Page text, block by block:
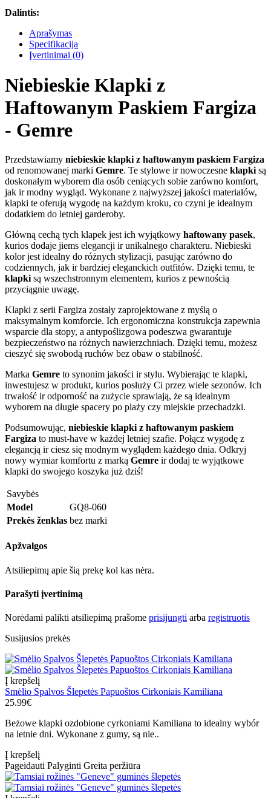
Dalintis:
Aprašymas
Specifikacija
Įvertinimai (0)
Niebieskie Klapki z
Haftowanym Paskiem Fargiza
- Gemre
Przedstawiamy niebieskie klapki z haftowanym paskiem Fargiza
od renomowanej marki Gemre. Te stylowe ir nowoczesne klapki są
doskonałym wyborem dla osób ceniących sobie zarówno komfort,
jak ir modny wygląd. Wykonane z najwyższej jakości materiałów,
klapki te oferują wygodę na każdym kroku, co czyni je idealnym
dodatkiem do letniej garderoby.
Główną cechą tych klapek jest ich wyjątkowy haftowany pasek,
kurios dodaje jiems elegancji ir unikalnego charakteru. Niebieski
kolor jest idealny do różnych stylizacji, pasując zarówno do
codziennych, jak ir bardziej eleganckich outfitów. Dzięki temu, te
klapki są wszechstronnym elementem, kurios z pewnością
przyciągnie uwagę.
Klapki z serii Fargiza zostały zaprojektowane z myślą o
maksymalnym komforcie. Ich ergonomiczna konstrukcja zapewnia
wsparcie dla stopy, a antypoślizgowa podeszwa gwarantuje
bezpieczeństwo na różnych nawierzchniach. Dzięki temu, możesz
cieszyć się swobodą ruchów bez obaw o stabilność.
Marka Gemre to synonim jakości ir stylu. Wybierając te klapki,
inwestujesz w produkt, kurios posłuży Ci przez wiele sezonów. Ich
trwałość ir odporność na zużycie sprawiają, że są idealnym
wyborem na długie spacery po plaży czy miejskie przechadzki.
Podsumowując, niebieskie klapki z haftowanym paskiem
Fargiza to must-have w każdej letniej szafie. Połącz wygodę z
elegancją ir ciesz się modnym wyglądem każdego dnia. Odkryj
nowy wymiar komfortu z marką Gemre ir dodaj te wyjątkowe
klapki do swojego koszyka już dziś!
Savybės
Model
GQ8-060
Prekės ženklas bez marki
Apžvalgos
Atsiliepimų apie šią prekę kol kas nėra.
Parašyti įvertinimą
Norėdami palikti atsiliepimą prašome prisijungti arba registruotis
Susijusios prekės
Į krepšelį
Smėlio Spalvos Šlepetės Papuoštos Cirkoniais Kamiliana
25.99€
Beżowe klapki ozdobione cyrkoniami Kamiliana to idealny wybór
na letnie dni. Wykonane z gumy, są nie..
Į krepšelį
Pageidauti Palyginti Greita peržiūra